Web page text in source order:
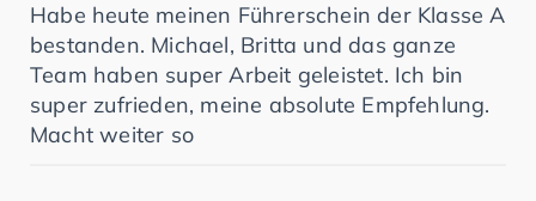
Habe heute meinen Führerschein der Klasse A
bestanden. Michael, Britta und das ganze
Team haben super Arbeit geleistet. Ich bin
super zufrieden, meine absolute Empfehlung.
Macht weiter so